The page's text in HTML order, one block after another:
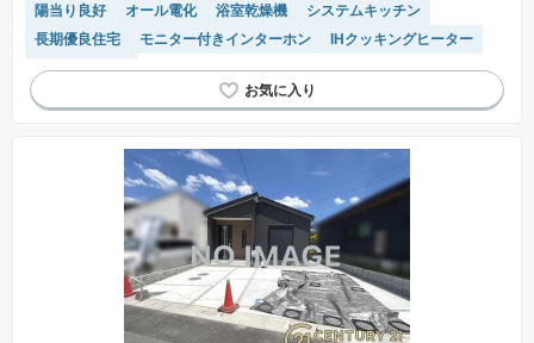
陽当り良好 オール電化 浴室乾燥機
システムキッチン
長期優良住宅
モニター付きインターホン
IHクッキングヒーター
トイレ2個以上